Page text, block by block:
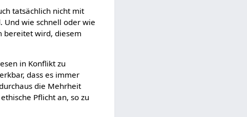
tatsächlich nicht mit
Und wie schnell oder wie
bereitet wird, diesem
in Konflikt zu
dass es immer
die Mehrheit
Pflicht an, so zu